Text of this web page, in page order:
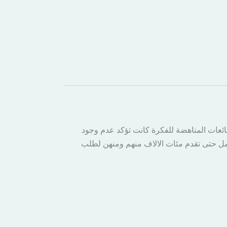
المناهضة للفكرة كانت تؤكد عدم وجود
حتى تقدم مئات الالاف منهم ومنهن لطلب